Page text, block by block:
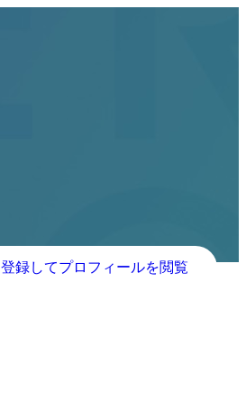
登録してプロフィールを閲覧